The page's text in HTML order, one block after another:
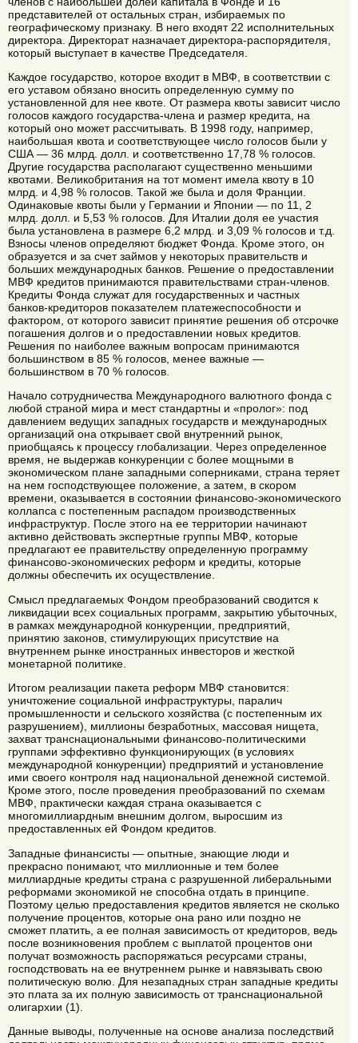
представителей от остальных стран, избираемых по
географическому признаку. В него входят 22 исполнительных
директора. Директорат назначает директора-распорядителя,
который выступает в качестве Председателя.
Каждое государство, которое входит в МВФ, в соответствии с
его уставом обязано вносить определенную сумму по
установленной для нее квоте. От размера квоты зависит число
голосов каждого государства-члена и размер кредита, на
который оно может рассчитывать. В 1998 году, например,
наибольшая квота и соответствующее число голосов были у
США — 36 млрд. долл. и соответственно 17,78 % голосов.
Другие государства располагают существенно меньшими
квотами. Великобритания на тот момент имела квоту в 10
млрд. и 4,98 % голосов. Такой же была и доля Франции.
Одинаковые квоты были у Германии и Японии — по 11, 2
млрд. долл. и 5,53 % голосов. Для Италии доля ее участия
была установлена в размере 6,2 млрд. и 3,09 % голосов и т.д.
Взносы членов определяют бюджет Фонда. Кроме этого, он
образуется и за счет займов у некоторых правительств и
больших международных банков. Решение о предоставлении
МВФ кредитов принимаются правительствами стран-членов.
Кредиты Фонда служат для государственных и частных
банков-кредиторов показателем платежеспособности и
фактором, от которого зависит принятие решения об отсрочке
погашения долгов и о предоставлении новых кредитов.
Решения по наиболее важным вопросам принимаются
большинством в 85 % голосов, менее важные —
большинством в 70 % голосов.
Начало сотрудничества Международного валютного фонда с
любой страной мира и мест стандартны и «пролог»: под
давлением ведущих западных государств и международных
организаций она открывает свой внутренний рынок,
приобщаясь к процессу глобализации. Через определенное
время, не выдержав конкуренции с более мощными в
экономическом плане западными соперниками, страна теряет
на нем господствующее положение, а затем, в скором
времени, оказывается в состоянии финансово-экономического
коллапса с постепенным распадом производственных
инфраструктур. После этого на ее территории начинают
активно действовать экспертные группы МВФ, которые
предлагают ее правительству определенную программу
финансово-экономических реформ и кредиты, которые
должны обеспечить их осуществление.
Смысл предлагаемых Фондом преобразований сводится к
ликвидации всех социальных программ, закрытию убыточных,
в рамках международной конкуренции, предприятий,
принятию законов, стимулирующих присутствие на
внутреннем рынке иностранных инвесторов и жесткой
монетарной политике.
Итогом реализации пакета реформ МВФ становится:
уничтожение социальной инфраструктуры, паралич
промышленности и сельского хозяйства (с постепенным их
разрушением), миллионы безработных, массовая нищета,
захват транснациональными финансово-политическими
группами эффективно функционирующих (в условиях
международной конкуренции) предприятий и установление
ими своего контроля над национальной денежной системой.
Кроме этого, после проведения преобразований по схемам
МВФ, практически каждая страна оказывается с
многомиллиардным внешним долгом, выросшим из
предоставленных ей Фондом кредитов.
Западные финансисты — опытные, знающие люди и
прекрасно понимают, что миллионные и тем более
миллиардные кредиты страна с разрушенной либеральными
реформами экономикой не способна отдать в принципе.
Поэтому целью предоставления кредитов является не сколько
получение процентов, которые она рано или поздно не
сможет платить, а ее полная зависимость от кредиторов, ведь
после возникновения проблем с выплатой процентов они
получат возможность распоряжаться ресурсами страны,
господствовать на ее внутреннем рынке и навязывать свою
политическую волю. Для незападных стран западные кредиты
это плата за их полную зависимость от транснациональной
олигархии (1).
Данные выводы, полученные на основе анализа последствий